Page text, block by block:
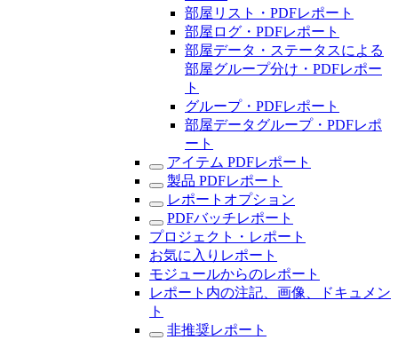
部屋リスト・PDFレポート
部屋ログ・PDFレポート
部屋データ・ステータスによる
部屋グループ分け・PDFレポー
ト
グループ・PDFレポート
部屋データグループ・PDFレポ
ート
アイテム PDFレポート
製品 PDFレポート
レポートオプション
PDFバッチレポート
プロジェクト・レポート
お気に入りレポート
モジュールからのレポート
レポート内の注記、画像、ドキュメン
ト
非推奨レポート